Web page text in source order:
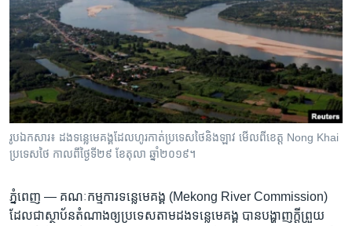
ទំព័រ​
រចនា
សម្ព័ន្ធ​
រំលង​
និង​
ចូល​
ទៅ​
កាន់​
ទំព័រ​
រក
កម្មវិធីទាំងអស់
Khmer English
បណ្តាញ​សង្គម
រូបឯកសារ៖ ដងទន្លេមេគង្គដែលហូរកាត់ប្រទេសថៃនិងឡាវ មើលពីខេត្ត Nong Khai
ប្រទេសថៃ កាលពីថ្ងៃទី២៩ ខែតុលា ឆ្នាំ២០១៩។
ភ្នំពេញ — គណៈ​កម្មការ​ទន្លេ​មេគង្គ​ (Mekong River Commission) ​
ដែល​ជា​ស្ថាប័នតំណាង​ឲ្យ​ប្រទេស​តាម​ដងទន្លេ​មេគង្គ បាន​បង្ហាញ​ក្តី​ព្រួយ​